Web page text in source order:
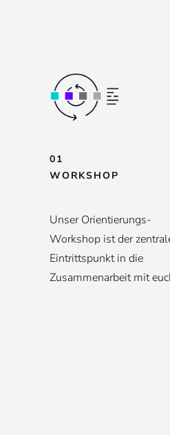
01
WORKSHOP
Unser Orientierungs-
Workshop ist der
Eintrittspunkt in die
Zusammenarbeit mit